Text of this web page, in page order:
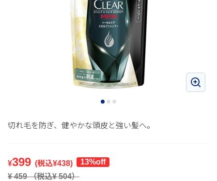
切れ毛を防ぎ、健やかな頭皮と強い髪へ。
¥399 (税込¥438)
13%off
¥ 459（税込¥504）